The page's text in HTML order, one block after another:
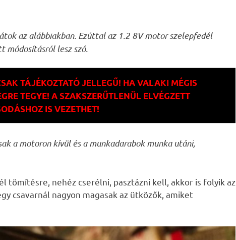
az alábbiakban. Ezúttal az 1.2 8V motor szelepfedél
módosításról lesz szó.
TÁJÉKOZTATÓ JELLEGŰ! HA VALAKI MÉGIS
TEGYE! A SZAKSZERŰTLENÜL ELVÉGZETT
IS VEZETHET!
a motoron kívül és a munkadarabok munka utáni,
tömítésre, nehéz cserélni, pasztázni kell, akkor is folyik az
csavarnál nagyon magasak az ütközők, amiket